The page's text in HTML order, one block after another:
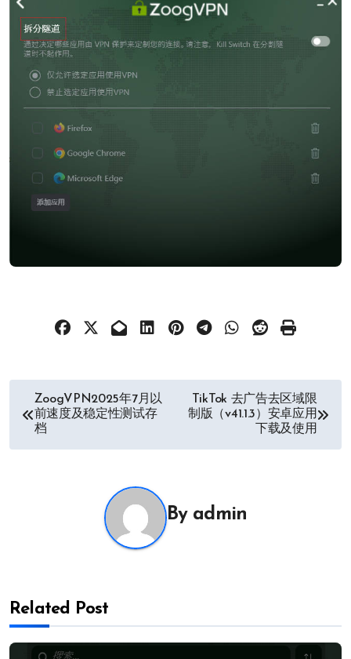
ZoogVPN2025年7月以
前速度及稳定性测试存
档
TikTok 去广告去区域限
制版（v41.1.3）安卓应用
下载及使用
By admin
Related Post